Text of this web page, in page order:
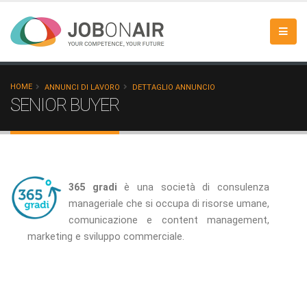
HOME ANNUNCI DI LAVORO DETTAGLIO ANNUNCIO
SENIOR BUYER
365 gradi è una società di consulenza
manageriale che si occupa di risorse umane,
comunicazione e content management,
marketing e sviluppo commerciale.